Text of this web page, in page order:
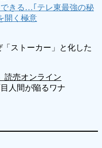
きる…｢テレ東最強の秘
開く極意
ストーカー」と化した
読売オンライン
人間が陥るワナ